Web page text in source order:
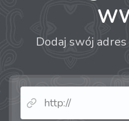
Dodaj swój